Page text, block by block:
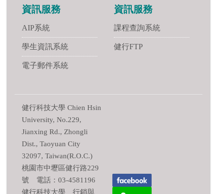
資訊服務
AIP系統
學生資訊系統
電子郵件系統
資訊服務
課程查詢系統
健行FTP
健行科技大學 Chien Hsin
University, No.229,
Jianxing Rd., Zhongli
Dist., Taoyuan City
32097, Taiwan(R.O.C.)
桃園市中壢區健行路229
號 電話：03-4581196
健行科技大學 行銷與